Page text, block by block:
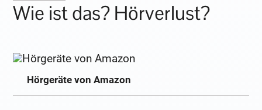
Wie ist das? Hörverlust?
Hörgeräte von Amazon